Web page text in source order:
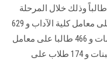
الزائـرون
استقبلت معامل التنسيق الإلكتروني 2306 طالباً وذلك خلال المرحلة
الأولى من التنسيق حيث توافد 832 طالباً على معامل كلية الآداب و 629
طالباً على معامل كلية الحاسبات والمعلومات و 466 طالبا على معامل
كلية الهندسة 205 طالبا على معامل كلية البنات و 174 طلاب على